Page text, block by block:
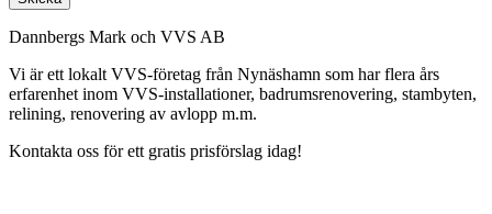
Dannbergs Mark och VVS AB
Vi är ett lokalt VVS-företag från Nynäshamn som har flera års
erfarenhet inom VVS-installationer, badrumsrenovering, stambyten,
relining, renovering av avlopp m.m.
Kontakta oss för ett gratis prisförslag idag!